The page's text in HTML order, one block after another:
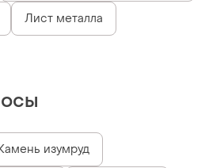
Лист металла
изумруд